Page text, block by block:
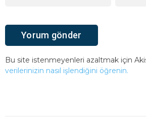
Bu site istenmeyenleri azaltmak için
verilerinizin nasıl işlendiğini öğrenin.